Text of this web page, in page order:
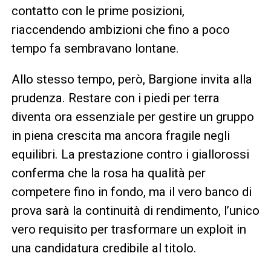
contatto con le prime posizioni,
riaccendendo ambizioni che fino a poco
tempo fa sembravano lontane.
Allo stesso tempo, però, Bargione invita alla
prudenza. Restare con i piedi per terra
diventa ora essenziale per gestire un gruppo
in piena crescita ma ancora fragile negli
equilibri. La prestazione contro i giallorossi
conferma che la rosa ha qualità per
competere fino in fondo, ma il vero banco di
prova sarà la continuità di rendimento, l’unico
vero requisito per trasformare un exploit in
una candidatura credibile al titolo.